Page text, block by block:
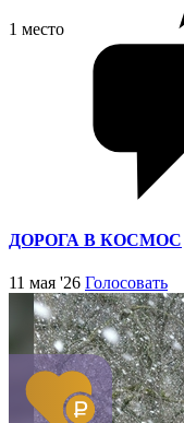
1 место
ДОРОГА В КОСМОС
11 мая '26 Голосовать